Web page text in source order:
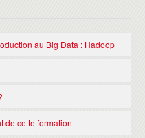
au Big Data : Hadoop
la formation
personne qui est
de cette formation